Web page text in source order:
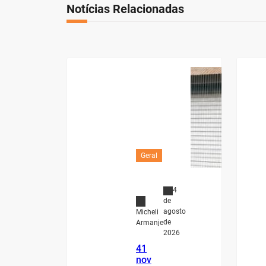
Notícias Relacionadas
Geral
Micheli
Armanje
4
de
agosto
de
2026
41
nov